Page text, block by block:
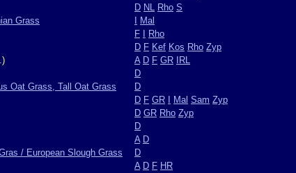
D NL Rho S
Grass
Mal
F
Rho
D F Kef Kos Rho Zyp
A D F GR
IRL
D
Oat Grass, Tall Oat Grass
D
D F GR Mal Sam Zyp
D GR Rho Zyp
D
A D
/ European Slough Grass
D
A D F HR